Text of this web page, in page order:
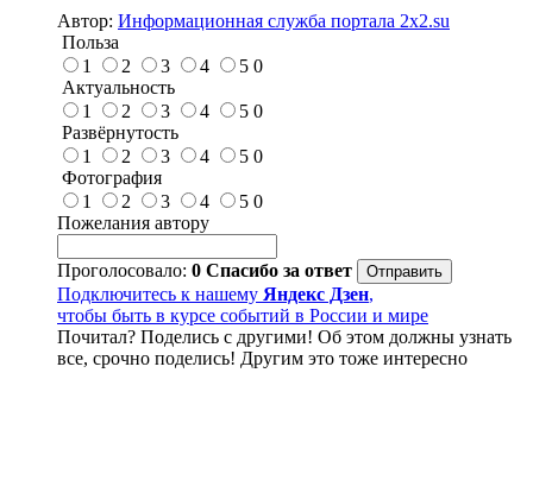
Автор: Информационная служба портала 2x2.su
Польза
1
2 3 4 5 0
Актуальность
1
2 3 4 5 0
Развёрнутость
1
2 3 4 5 0
Фотография
1
2 3 4 5 0
Пожелания автору
Проголосовало: 0 Спасибо за ответ
Подключитесь к нашему Яндекс Дзен,
чтобы быть в курсе событий в России и мире
Почитал? Поделись с другими! Об этом должны узнать
все, срочно поделись! Другим это тоже интересно